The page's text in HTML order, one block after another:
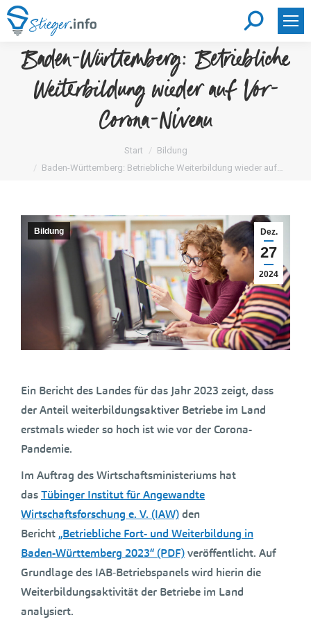
Search:
Baden-Württemberg: Betriebliche
Weiterbildung wieder auf Vor-
Corona-Niveau
Sie befinden sich hier:Start
Bildung
Baden-Württemberg: Betriebliche Weiterbildung wieder auf…
Dez.
27
2024
Bildung
Ein Bericht des Landes für das Jahr 2023 zeigt, dass
der Anteil weiterbildungsaktiver Betriebe im Land
erstmals wieder so hoch ist wie vor der Corona-
Pandemie.
Im Auftrag des Wirtschaftsministeriums hat
dasTübinger Institut für Angewandte
Wirtschaftsforschung e. V. (IAW)den
Bericht „Betriebliche Fort- und Weiterbildung in
Baden-Württemberg 2023“ (PDF)veröffentlicht. Auf
Grundlage des IAB‐Betriebspanels wird hierin die
Weiterbildungsaktivität der Betriebe im Land
analysiert.